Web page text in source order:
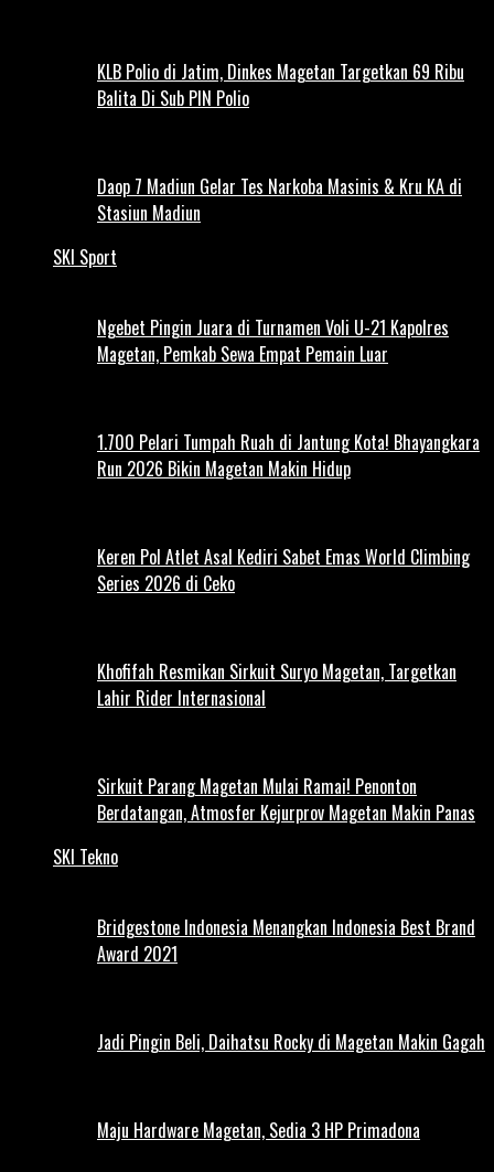
KLB Polio di Jatim, Dinkes Magetan Targetkan 69 Ribu
Balita Di Sub PIN Polio
Daop 7 Madiun Gelar Tes Narkoba Masinis & Kru KA di
Stasiun Madiun
SKI Sport
Ngebet Pingin Juara di Turnamen Voli U-21 Kapolres
Magetan, Pemkab Sewa Empat Pemain Luar
1.700 Pelari Tumpah Ruah di Jantung Kota! Bhayangkara
Run 2026 Bikin Magetan Makin Hidup
Keren Pol Atlet Asal Kediri Sabet Emas World Climbing
Series 2026 di Ceko
Khofifah Resmikan Sirkuit Suryo Magetan, Targetkan
Lahir Rider Internasional
Sirkuit Parang Magetan Mulai Ramai! Penonton
Berdatangan, Atmosfer Kejurprov Magetan Makin Panas
SKI Tekno
Bridgestone Indonesia Menangkan Indonesia Best Brand
Award 2021
Jadi Pingin Beli, Daihatsu Rocky di Magetan Makin Gagah
Maju Hardware Magetan, Sedia 3 HP Primadona